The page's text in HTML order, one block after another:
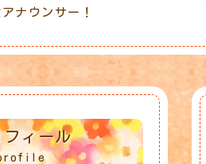
ナウンサー！
フィール